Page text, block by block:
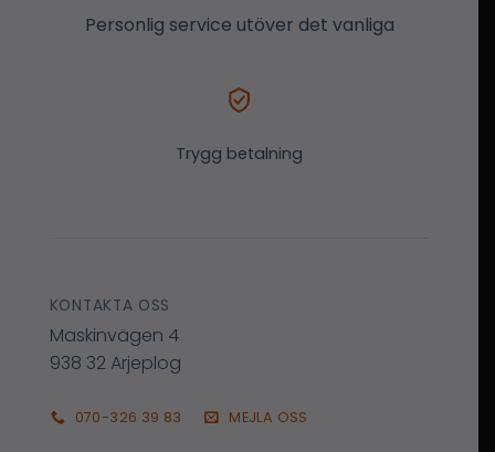
Personlig service utöver det vanliga
Trygg betalning
KONTAKTA OSS
Maskinvägen 4
938 32 Arjeplog
070-326 39 83 MEJLA OSS